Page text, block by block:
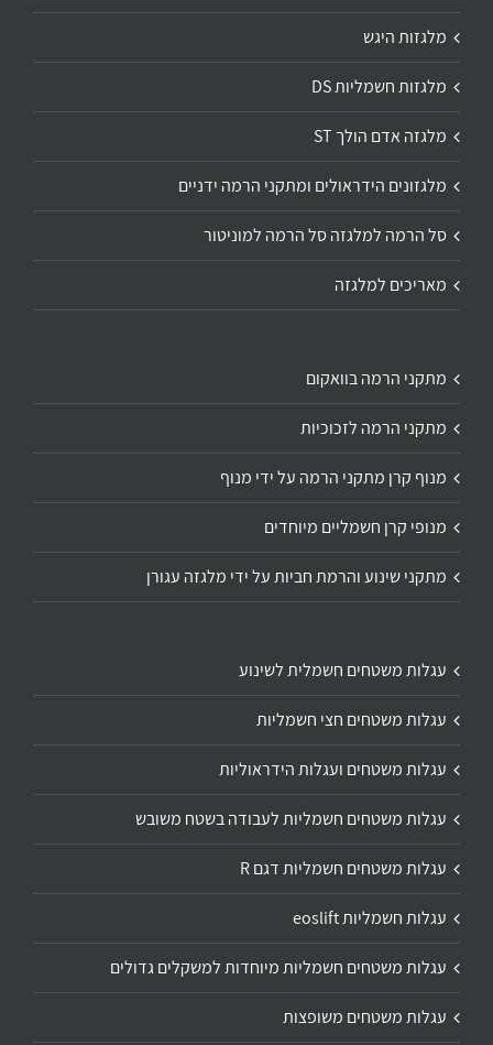
מלגזות היגש
מלגזות חשמליות DS
מלגזה אדם הולך ST
מלגזונים הידראולים ומתקני הרמה ידניים
סל הרמה למלגזה סל הרמה למוניטור
מאריכים למלגזה
מתקני הרמה בוואקום
מתקני הרמה לזכוכיות
מנוף קרן מתקני הרמה על ידי מנוף
מנופי קרן חשמליים מיוחדים
מתקני שינוע והרמת חביות על ידי מלגזה עגורן
עגלות משטחים חשמלית לשינוע
עגלות משטחים חצי חשמליות
עגלות משטחים ועגלות הידראוליות
עגלות משטחים חשמליות לעבודה בשטח משובש
עגלות משטחים חשמליות דגם R
עגלות חשמליות eoslift
עגלות משטחים חשמליות מיוחדות למשקלים גדולים
עגלות משטחים משופצות